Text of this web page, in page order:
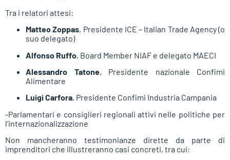
Tra i relatori attesi:
Matteo Zoppas, Presidente ICE – Italian Trade Agency (o
suo delegato)
Alfonso Ruffo, Board Member NIAF e delegato MAECI
Alessandro Tatone, Presidente nazionale Confimi
Alimentare
Luigi Carfora, Presidente Confimi Industria Campania
-Parlamentari e consiglieri regionali attivi nelle politiche per
l’internazionalizzazione
Non mancheranno testimonianze dirette da parte di
imprenditori che illustreranno casi concreti, tra cui: